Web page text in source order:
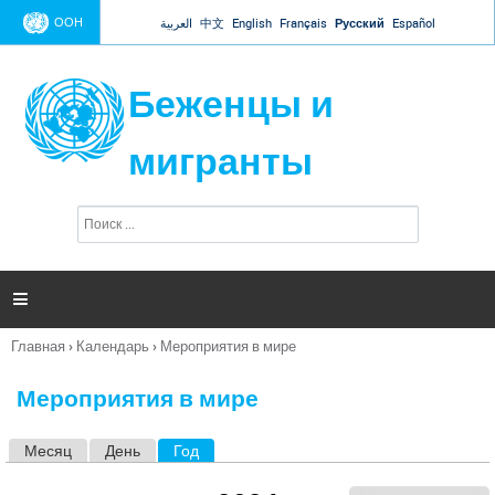
Jump to navigation
ООН العربية 中文 English Français Русский Español
Беженцы и
мигранты
п
и

Вы
Главная › Календарь › Мероприятия в мире
Мероприятия в мире
Месяц День Год